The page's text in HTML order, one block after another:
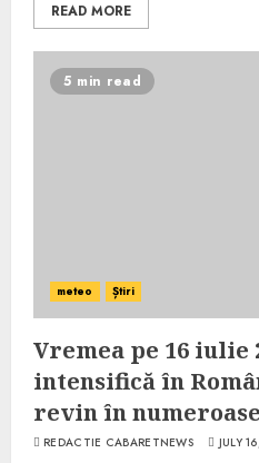
READ MORE
5 min read
meteo Știri
Vremea pe 16 iulie
intensifică în
revin în
REDACTIE CABARETNEWS JULY